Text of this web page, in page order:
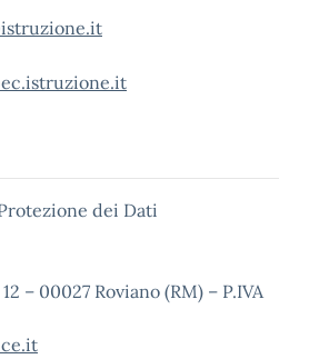
dei Dati
– 00027 Roviano (RM) – P.IVA